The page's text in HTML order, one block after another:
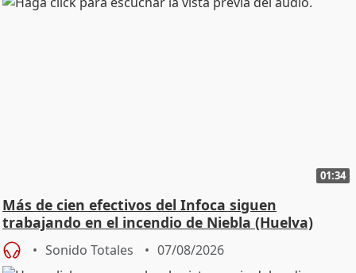
01:34
Más de cien efectivos del Infoca siguen
trabajando en el incendio de Niebla (Huelva)
Sonido Totales 07/08/2026